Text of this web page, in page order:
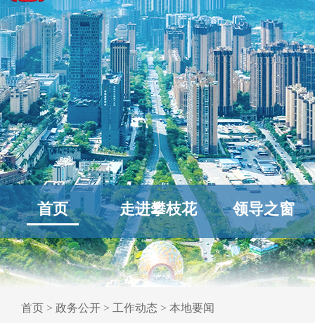
首页 走进攀枝花 领导之窗
首页 > 政务公开 > 工作动态 > 本地要闻